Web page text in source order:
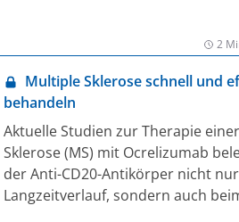
Sanderson und Prof. Dr. Tobias
Departement Biomedizin der
Basel und des Universitätsspitals
neue Erkenntnisse, die zur Lösung
Rätsels beitragen [1].
2
Multiple Sklerose schnell und
behandeln
Aktuelle Studien zur Therapie
Sklerose (MS) mit Ocrelizumab
der Anti-CD20-Antikörper nicht
Langzeitverlauf, sondern auch